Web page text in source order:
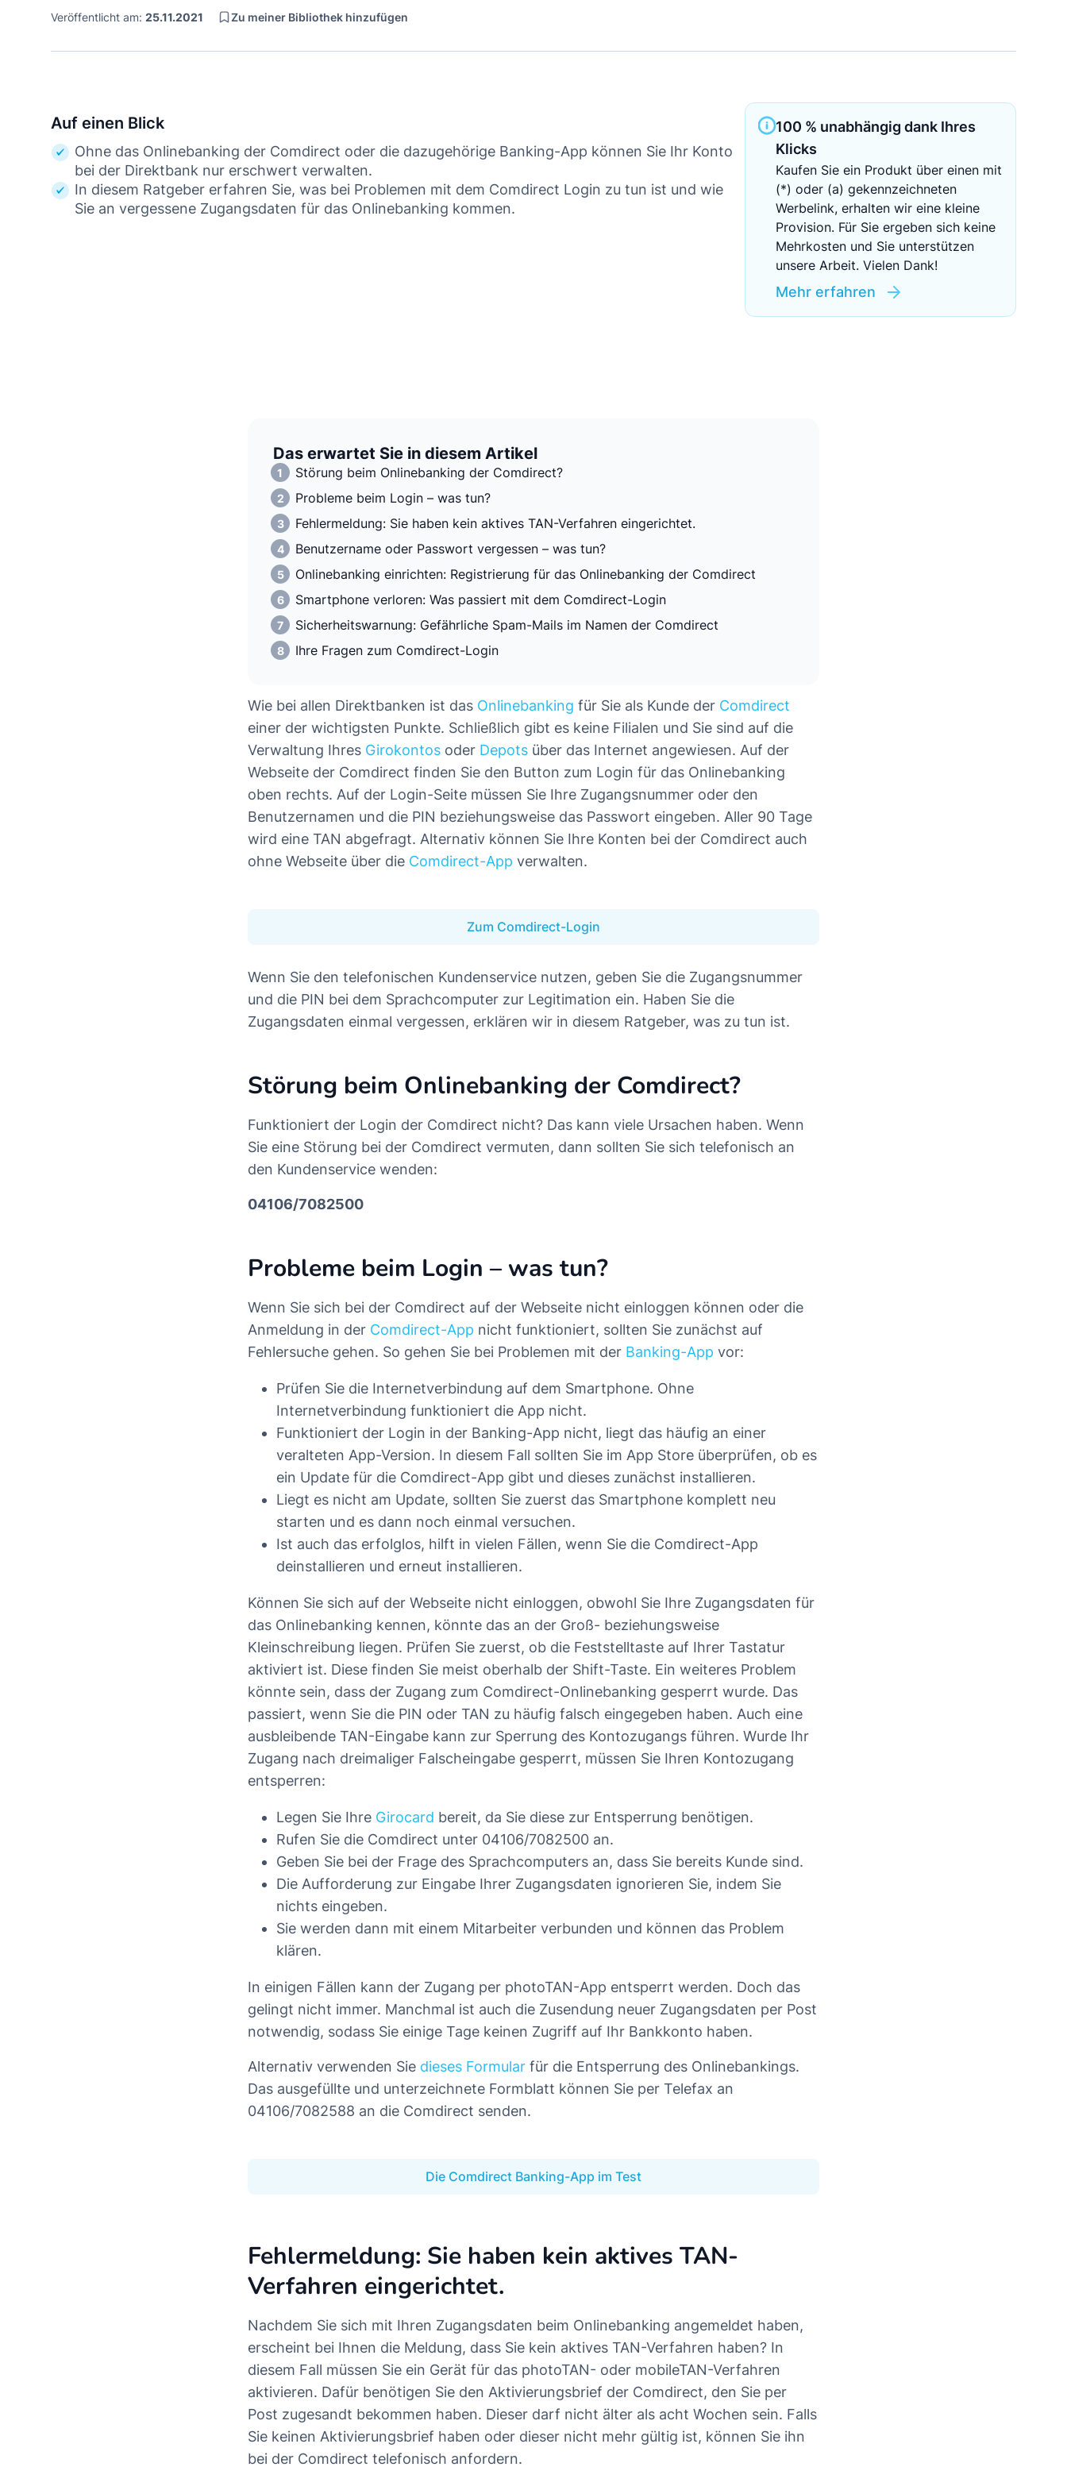
EZB-Leitzins
Veröffentlicht am: 25.11.2021 Zu meiner Bibliothek hinzufügen
Auf einen Blick
Ohne das Onlinebanking der Comdirect oder die dazugehörige Banking-App können Sie Ihr Konto
bei der Direktbank nur erschwert verwalten.
In diesem Ratgeber erfahren Sie, was bei Problemen mit dem Comdirect Login zu tun ist und wie
Sie an vergessene Zugangsdaten für das Onlinebanking kommen.
100 % unabhängig dank Ihres
Klicks
Kaufen Sie ein Produkt über einen mit
(*) oder (a) gekennzeichneten
Werbelink, erhalten wir eine kleine
Provision. Für Sie ergeben sich keine
Mehrkosten und Sie unterstützen
unsere Arbeit. Vielen Dank!
Mehr erfahren
Das erwartet Sie in diesem Artikel
Störung beim Onlinebanking der Comdirect?
Probleme beim Login – was tun?
Fehlermeldung: Sie haben kein aktives TAN-Verfahren eingerichtet.
Benutzername oder Passwort vergessen – was tun?
Onlinebanking einrichten: Registrierung für das Onlinebanking der Comdirect
Smartphone verloren: Was passiert mit dem Comdirect-Login
Sicherheitswarnung: Gefährliche Spam-Mails im Namen der Comdirect
Ihre Fragen zum Comdirect-Login
Wie bei allen Direktbanken ist das Onlinebanking für Sie als Kunde der Comdirect
einer der wichtigsten Punkte. Schließlich gibt es keine Filialen und Sie sind auf die
Verwaltung Ihres Girokontos oder Depots über das Internet angewiesen. Auf der
Webseite der Comdirect finden Sie den Button zum Login für das Onlinebanking
oben rechts. Auf der Login-Seite müssen Sie Ihre Zugangsnummer oder den
Benutzernamen und die PIN beziehungsweise das Passwort eingeben. Aller 90 Tage
wird eine TAN abgefragt. Alternativ können Sie Ihre Konten bei der Comdirect auch
ohne Webseite über die Comdirect-App verwalten.
Zum Comdirect-Login
Wenn Sie den telefonischen Kundenservice nutzen, geben Sie die Zugangsnummer
und die PIN bei dem Sprachcomputer zur Legitimation ein. Haben Sie die
Zugangsdaten einmal vergessen, erklären wir in diesem Ratgeber, was zu tun ist.
Störung beim Onlinebanking der Comdirect?
Funktioniert der Login der Comdirect nicht? Das kann viele Ursachen haben. Wenn
Sie eine Störung bei der Comdirect vermuten, dann sollten Sie sich telefonisch an
den Kundenservice wenden:
04106/7082500
Probleme beim Login – was tun?
Wenn Sie sich bei der Comdirect auf der Webseite nicht einloggen können oder die
Anmeldung in der Comdirect-App nicht funktioniert, sollten Sie zunächst auf
Fehlersuche gehen. So gehen Sie bei Problemen mit der Banking-App vor:
Prüfen Sie die Internetverbindung auf dem Smartphone. Ohne
Internetverbindung funktioniert die App nicht.
Funktioniert der Login in der Banking-App nicht, liegt das häufig an einer
veralteten App-Version. In diesem Fall sollten Sie im App Store überprüfen, ob es
ein Update für die Comdirect-App gibt und dieses zunächst installieren.
Liegt es nicht am Update, sollten Sie zuerst das Smartphone komplett neu
starten und es dann noch einmal versuchen.
Ist auch das erfolglos, hilft in vielen Fällen, wenn Sie die Comdirect-App
deinstallieren und erneut installieren.
Können Sie sich auf der Webseite nicht einloggen, obwohl Sie Ihre Zugangsdaten für
das Onlinebanking kennen, könnte das an der Groß- beziehungsweise
Kleinschreibung liegen. Prüfen Sie zuerst, ob die Feststelltaste auf Ihrer Tastatur
aktiviert ist. Diese finden Sie meist oberhalb der Shift-Taste. Ein weiteres Problem
könnte sein, dass der Zugang zum Comdirect-Onlinebanking gesperrt wurde. Das
passiert, wenn Sie die PIN oder TAN zu häufig falsch eingegeben haben. Auch eine
ausbleibende TAN-Eingabe kann zur Sperrung des Kontozugangs führen. Wurde Ihr
Zugang nach dreimaliger Falscheingabe gesperrt, müssen Sie Ihren Kontozugang
entsperren:
Legen Sie Ihre Girocard bereit, da Sie diese zur Entsperrung benötigen.
Rufen Sie die Comdirect unter 04106/7082500 an.
Geben Sie bei der Frage des Sprachcomputers an, dass Sie bereits Kunde sind.
Die Aufforderung zur Eingabe Ihrer Zugangsdaten ignorieren Sie, indem Sie
nichts eingeben.
Sie werden dann mit einem Mitarbeiter verbunden und können das Problem
klären.
In einigen Fällen kann der Zugang per photoTAN-App entsperrt werden. Doch das
gelingt nicht immer. Manchmal ist auch die Zusendung neuer Zugangsdaten per Post
notwendig, sodass Sie einige Tage keinen Zugriff auf Ihr Bankkonto haben.
Alternativ verwenden Sie dieses Formular für die Entsperrung des Onlinebankings.
Das ausgefüllte und unterzeichnete Formblatt können Sie per Telefax an
04106/7082588 an die Comdirect senden.
Die Comdirect Banking-App im Test
Fehlermeldung: Sie haben kein aktives TAN-
Verfahren eingerichtet.
Nachdem Sie sich mit Ihren Zugangsdaten beim Onlinebanking angemeldet haben,
erscheint bei Ihnen die Meldung, dass Sie kein aktives TAN-Verfahren haben? In
diesem Fall müssen Sie ein Gerät für das photoTAN- oder mobileTAN-Verfahren
aktivieren. Dafür benötigen Sie den Aktivierungsbrief der Comdirect, den Sie per
Post zugesandt bekommen haben. Dieser darf nicht älter als acht Wochen sein. Falls
Sie keinen Aktivierungsbrief haben oder dieser nicht mehr gültig ist, können Sie ihn
bei der Comdirect telefonisch anfordern.